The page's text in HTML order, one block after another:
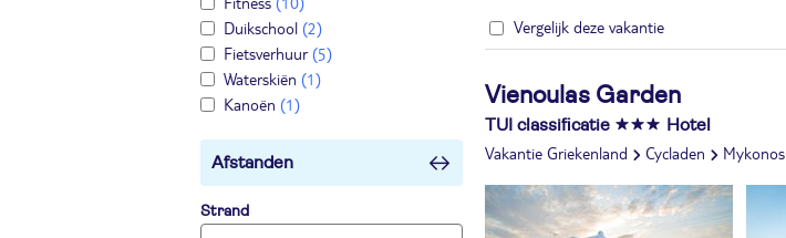
Duikschool (2)
Fietsverhuur(5)
Waterskiën (1)
Kanoën (1)
Afstanden
Strand
Vergelijk deze vakantie
Vienoulas Garden
TUI classificatie Hotel
Vakantie Griekenland Cycladen Mykonos